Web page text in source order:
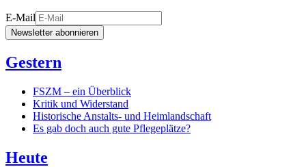
E-Mail
Newsletter abonnieren
Gestern
FSZM – ein Überblick
Kritik und Widerstand
Historische Anstalts- und Heimlandschaft
Es gab doch auch gute Pflegeplätze?
Heute